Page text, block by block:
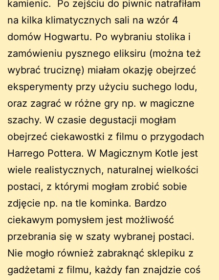
kamienic. Po zejściu do piwnic natrafiłam
na kilka klimatycznych sali na wzór 4
domów Hogwartu. Po wybraniu stolika i
zamówieniu pysznego eliksiru (można też
wybrać truciznę) miałam okazję obejrzeć
eksperymenty przy użyciu suchego lodu,
oraz zagrać w różne gry np. w magiczne
szachy. W czasie degustacji mogłam
obejrzeć ciekawostki z filmu o przygodach
Harrego Pottera. W Magicznym Kotle jest
wiele realistycznych, naturalnej wielkości
postaci, z którymi mogłam zrobić sobie
zdjęcie np. na tle kominka. Bardzo
ciekawym pomysłem jest możliwość
przebrania się w szaty wybranej postaci.
Nie mogło również zabraknąć sklepiku z
gadżetami z filmu, każdy fan znajdzie coś